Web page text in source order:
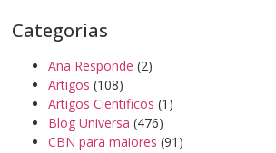
Categorias
Ana Responde (2)
Artigos (108)
Artigos Cientificos (1)
Blog Universa (476)
CBN para maiores (91)